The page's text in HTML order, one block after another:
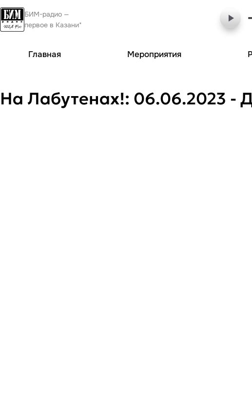
БИМ-радио —
первое в Казани*
Главная Мероприятия
На Лабутенах!: 06.06.2023 -